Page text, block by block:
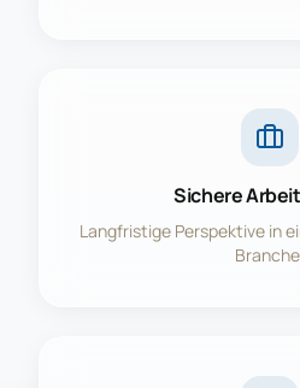
Sichere
Langfristige Perspektive in